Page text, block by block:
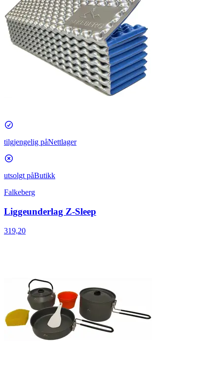
tilgjengelig påNettlager
utsolgt påButikk
Falkeberg
Liggeunderlag Z-Sleep
319,20